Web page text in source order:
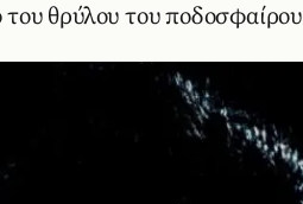
του θρύλου του ποδοσφαίρου